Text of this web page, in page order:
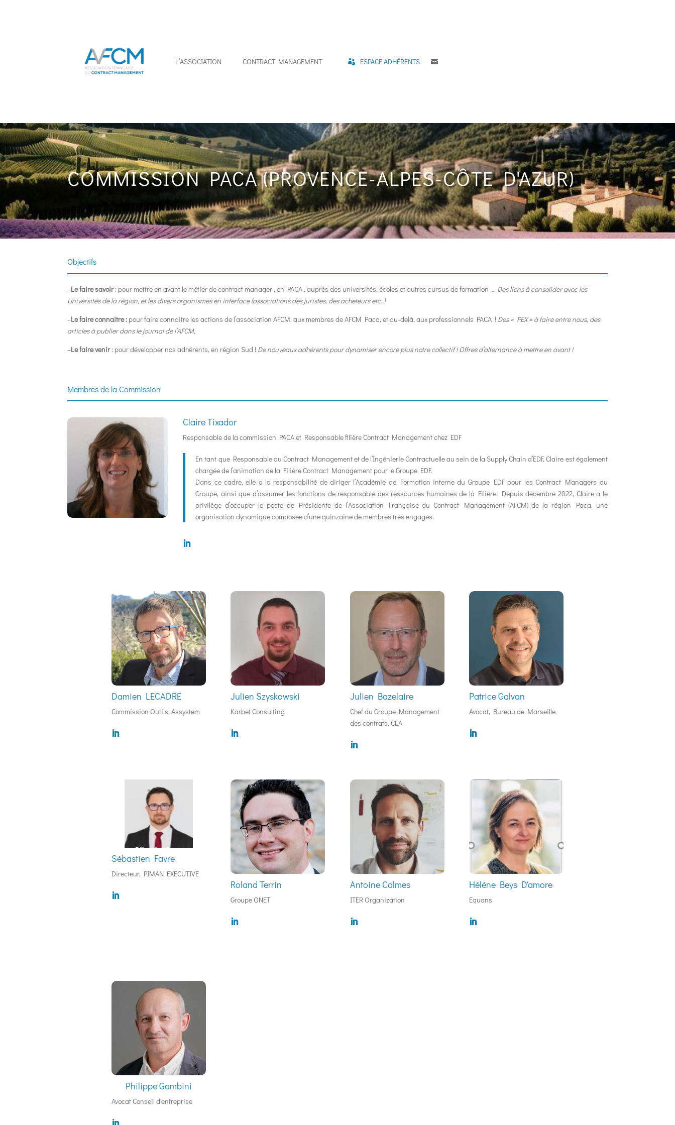
L’ASSOCIATION CONTRACT MANAGEMENT ESPACE ADHÉRENTS
COMMISSION PACA (PROVENCE-ALPES-CÔTE D'AZUR)
Objectifs
–Le faire savoir: pour mettre en avant le métier de contract manager , en PACA , auprès des universités, écoles et autres cursus de formation …. Des liens à consolider avec les
Universités de la région, et les divers organismes en interface (associations des juristes, des acheteurs etc..)
–Le faire connaitre: pour faire connaitre les actions de l’association AFCM, aux membres de AFCM Paca, et au-delà, aux professionnels PACA ! Des « PEX » à faire entre nous, des
articles à publier dans le journal de l’AFCM,
–Le faire venir: pour développer nos adhérents, en région Sud ! De nouveaux adhérents pour dynamiser encore plus notre collectif ! Offres d’alternance à mettre en avant !
Membres de la Commission
Claire Tixador
Responsable de la commission PACA et Responsable filière Contract Management chez EDF
En tant que Responsable du Contract Management et de l’Ingénierie Contractuelle au sein de la Supply Chain d’EDF, Claire est également
chargée de l’animation de la Filière Contract Management pour le Groupe EDF.
Dans ce cadre, elle a la responsabilité de diriger l’Académie de Formation interne du Groupe EDF pour les Contract Managers du
Groupe, ainsi que d’assumer les fonctions de responsable des ressources humaines de la Filière. Depuis décembre 2022, Claire a le
privilège d’occuper le poste de Présidente de l’Association Française du Contract Management (AFCM) de la région Paca, une
organisation dynamique composée d’une quinzaine de membres très engagés.
Damien LECADRE
Commission Outils, Assystem
Julien Szyskowski
Karbet Consulting
Julien Bazelaire
Chef du Groupe Management
des contrats, CEA
Patrice Galvan
Avocat, Bureau de Marseille
Sébastien Favre
Directeur, PIMAN EXECUTIVE
Roland Terrin
Groupe ONET
Antoine Calmes
ITER Organization
Héléne Beys D'amore
Equans
Philippe Gambini
Avocat Conseil d'entreprise